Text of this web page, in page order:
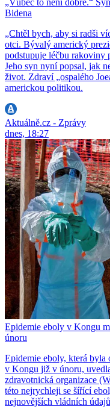
„Vůbec to není dobré.“
Bidena
„Chtěl bych, aby si radši
otci. Bývalý americký
podstupuje léčbu rakoviny
Jeho syn nyní popsal, jak
život. Zdraví „ospalého
americkou politikou.
Aktuálně.cz - Zprávy
dnes, 18:27
Epidemie eboly v Kongu
únoru
Epidemie eboly, která
v Kongu již v únoru,
zdravotnická organizace
této nejrychleji se šířící
nejnovějších vládních